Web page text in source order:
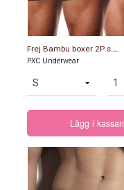
F
rej Bambu boxer 2P svart
PXC Underwear
Lägg i kassan